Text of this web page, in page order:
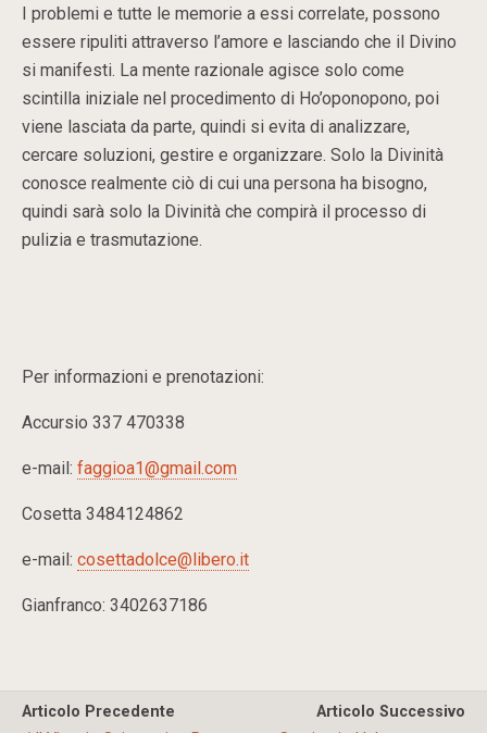
I problemi e tutte le memorie a essi correlate, possono
essere ripuliti attraverso l’amore e lasciando che il Divino
si manifesti. La mente razionale agisce solo come
scintilla iniziale nel procedimento di Ho’oponopono, poi
viene lasciata da parte, quindi si evita di analizzare,
cercare soluzioni, gestire e organizzare. Solo la Divinità
conosce realmente ciò di cui una persona ha bisogno,
quindi sarà solo la Divinità che compirà il processo di
pulizia e trasmutazione.
Per informazioni e prenotazioni:
Accursio 337 470338
e-mail: faggioa1@gmail.com
Cosetta 3484124862
e-mail: cosettadolce@libero.it
Gianfranco: 3402637186
Articolo Precedente
Articolo Successivo